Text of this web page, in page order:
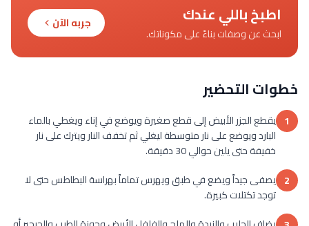
اطبخ باللي عندك
ابحث عن وصفات بناءً على مكوناتك.
جربه الآن
خطوات التحضير
1 يقطع الجزر الأبيض إلى قطع صغيرة ويوضع في إناء ويغطي بالماء
البارد ويوضع على نار متوسطة ليغلي ثم تخفف النار ويترك على نار
خفيفة حتى يلين حوالي 30 دقيقة.
2 يصفى جيداً ويضع في طبق ويهرس تماماً بهراسة البطاطس حتى لا
توجد تكتلات كبيرة.